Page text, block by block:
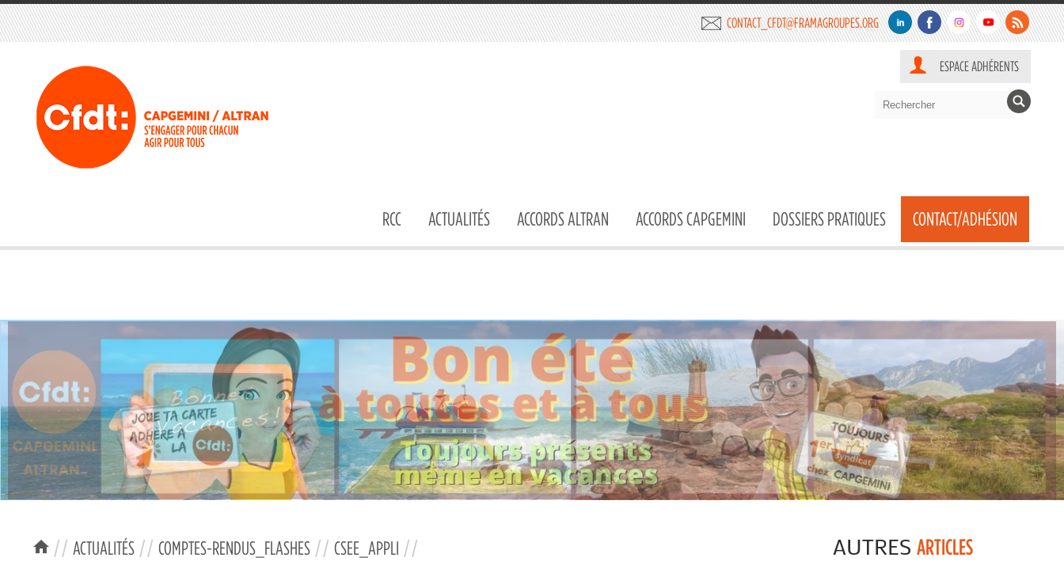
CONTACT_CFDT@FRAMAGROUPES.ORG
ESPACE ADHÉRENTS
RCC ACTUALITÉS ACCORDS ALTRAN ACCORDS CAPGEMINI DOSSIERS PRATIQUES CONTACT/ADHÉSION
// ACTUALITÉS // COMPTES-RENDUS_FLASHES // CSEE_APPLI // AUTRES ARTICLES